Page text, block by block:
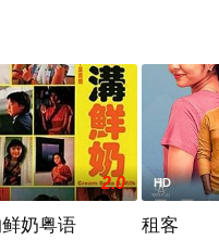
特·马拉特,迈克尔·本茨,
已揭晓（1-1全集），手
大全就上星空电影网，
视猫或剧情网等平台
2.0
奶粤语
HD
租客